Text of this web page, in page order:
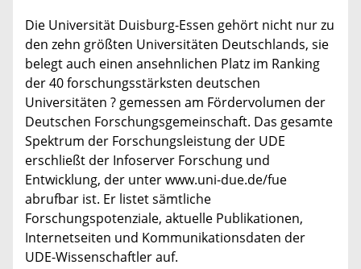
Die Universität Duisburg-Essen gehört nicht nur zu
den zehn größten Universitäten Deutschlands, sie
belegt auch einen ansehnlichen Platz im Ranking
der 40 forschungsstärksten deutschen
Universitäten ? gemessen am Fördervolumen der
Deutschen Forschungsgemeinschaft. Das gesamte
Spektrum der Forschungsleistung der UDE
erschließt der Infoserver Forschung und
Entwicklung, der unter www.uni-due.de/fue
abrufbar ist. Er listet sämtliche
Forschungspotenziale, aktuelle Publikationen,
Internetseiten und Kommunikationsdaten der
UDE-Wissenschaftler auf.